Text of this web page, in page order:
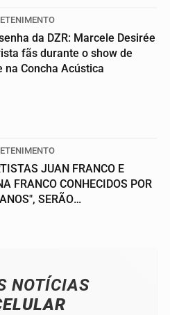
da DZR: Marcele Desirée
fãs durante o show de
na Concha Acústica
JUAN FRANCO E
FRANCO CONHECIDOS POR
SERÃO
NOTÍCIAS